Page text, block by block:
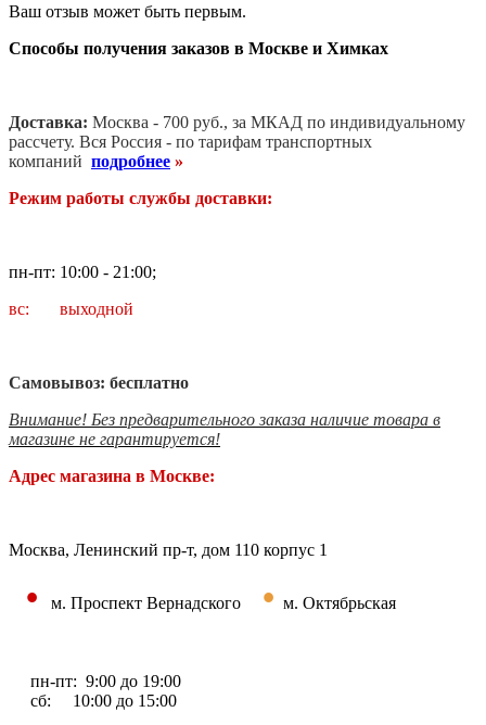
Ваш отзыв может быть первым.
Способы получения заказов в Москве и Химках
Доставка: Москва - 700 руб., за МКАД по индивидуальному
рассчету. Вся Россия - по тарифам транспортных
компаний подробнее »
Режим работы службы доставки:
пн-пт: 10:00 - 21:00;
вс: выходной
Самовывоз: бесплатно
Внимание! Без предварительного заказа наличие товара в
магазине не гарантируется!
Адрес магазина в Москве:
Москва, Ленинский пр-т, дом 110 корпус 1
• м. Проспект Вернадского • м. Октябрьская
пн-пт: 9:00 до 19:00
сб: 10:00 до 15:00